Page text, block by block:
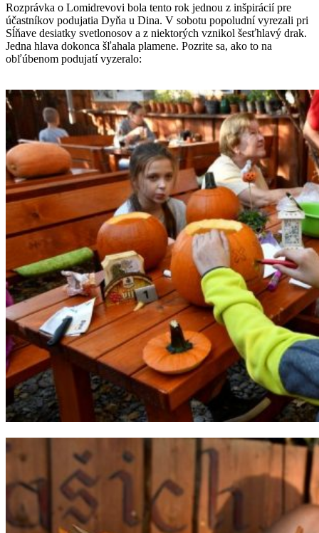
Rozprávka o Lomidrevovi bola tento rok jednou z inšpirácií pre
účastníkov podujatia Dyňa u Dina. V sobotu popoludní vyrezali pri
Sĺňave desiatky svetlonosov a z niektorých vznikol šesťhlavý drak.
Jedna hlava dokonca šľahala plamene. Pozrite sa, ako to na
obľúbenom podujatí vyzeralo: